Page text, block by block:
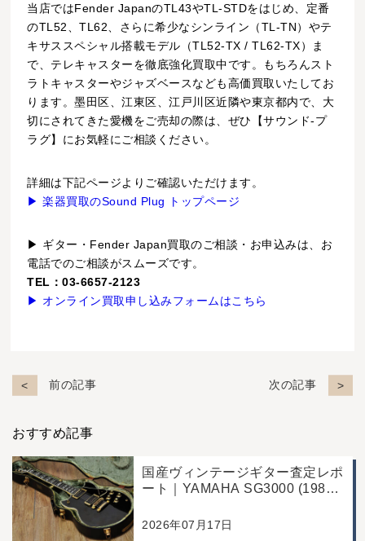
当店ではFender JapanのTL43やTL-STDをはじめ、定番
のTL52、TL62、さらに希少なシンライン（TL-TN）やテ
キサススペシャル搭載モデル（TL52-TX / TL62-TX）ま
で、テレキャスターを徹底強化買取中です。もちろんスト
ラトキャスターやジャズベースなども高価買取いたしてお
ります。墨田区、江東区、江戸川区近隣や東京都内で、大
切にされてきた愛機をご売却の際は、ぜひ【サウンド-プ
ラグ】にお気軽にご相談ください。
詳細は下記ページよりご確認いただけます。
▶ 楽器買取のSound Plug トップページ
▶ ギター・Fender Japan買取のご相談・お申込みは、お
電話でのご相談がスムーズです。
TEL：03-6657-2123
▶ オンライン買取申し込みフォームはこちら
前の記事 次の記事
おすすめ記事
国産ヴィンテージギター査定レポ
ート｜YAMAHA SG3000 (1988
り店舗にて買取
2026年07月17日